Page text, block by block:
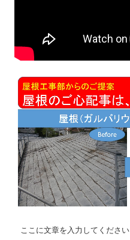
ここに文章を入力してください